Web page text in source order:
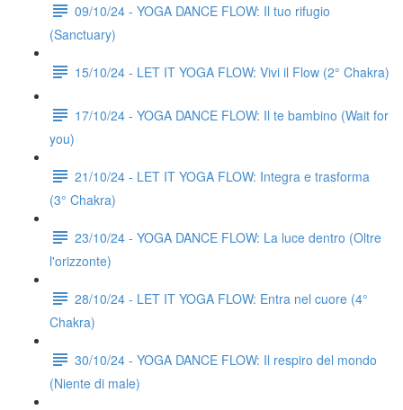
09/10/24 - YOGA DANCE FLOW: Il tuo rifugio
(Sanctuary)
15/10/24 - LET IT YOGA FLOW: Vivi il Flow (2° Chakra)
17/10/24 - YOGA DANCE FLOW: Il te bambino (Wait for
you)
21/10/24 - LET IT YOGA FLOW: Integra e trasforma
(3° Chakra)
23/10/24 - YOGA DANCE FLOW: La luce dentro (Oltre
l'orizzonte)
28/10/24 - LET IT YOGA FLOW: Entra nel cuore (4°
Chakra)
30/10/24 - YOGA DANCE FLOW: Il respiro del mondo
(Niente di male)